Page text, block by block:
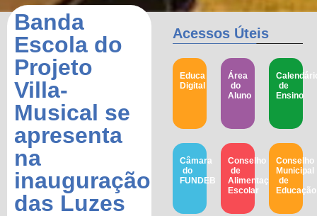
Banda
Escola do
Projeto
Villa-
Musical se
apresenta
na
inauguração
das Luzes
Acessos Úteis
Educa
Digital
Área
do
Aluno
de
Ensino
Câmara
do
FUNDEB
Conselho
de
Alimentação
Escolar
Conselho
Municipal
de
Educação​